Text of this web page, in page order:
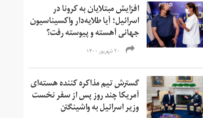
افزایش مبتلایان به کرونا در
اسرائیل؛ آیا طلایه‌دار واکسیناسیون
جهانی آهسته و پیوسته رفت؟
۲۰ شهریور ۱۴۰۰
گسترش تیم مذاکره کننده هسته‌ای
آمریکا چند روز پس از سفر نخست
وزیر اسرائیل به واشینگتن